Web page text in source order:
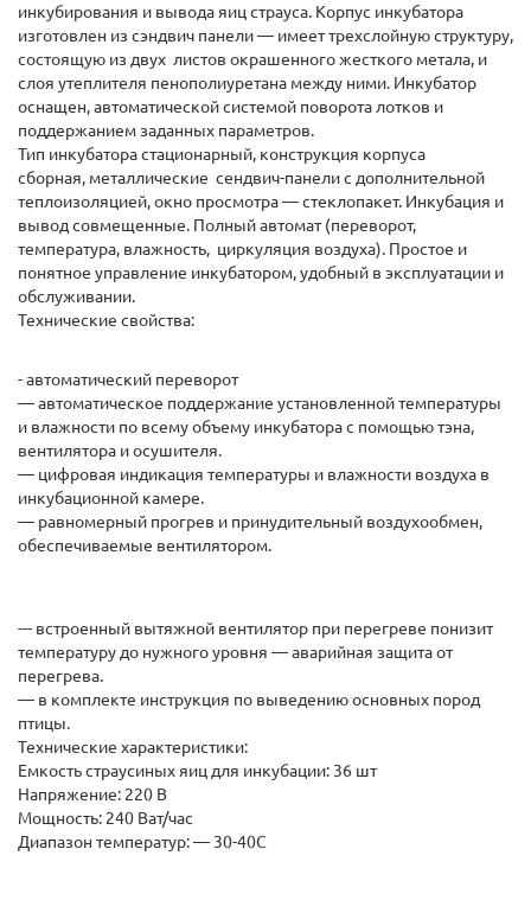
инкубирования и вывода яиц страуса. Корпус инкубатора
изготовлен из сэндвич панели ― имеет трехслойную структуру,
состоящую из двух листов окрашенного жесткого метала, и
слоя утеплителя пенополиуретана между ними. Инкубатор
оснащен, автоматической системой поворота лотков и
поддержанием заданных параметров.
Тип инкубатора стационарный, конструкция корпуса
сборная, металлические сендвич-панели с дополнительной
теплоизоляцией, окно просмотра — стеклопакет. Инкубация и
вывод совмещенные. Полный автомат (переворот,
температура, влажность, циркуляция воздуха). Простое и
понятное управление инкубатором, удобный в эксплуатации и
обслуживании.
Технические свойства:
- автоматический переворот
— автоматическое поддержание установленной температуры
и влажности по всему объему инкубатора с помощью тэна,
вентилятора и осушителя.
— цифровая индикация температуры и влажности воздуха в
инкубационной камере.
— равномерный прогрев и принудительный воздухообмен,
обеспечиваемые вентилятором.
--- встроенный вытяжной вентилятор при перегреве понизит
температуру до нужного уровня ― аварийная защита от
перегрева.
— в комплекте инструкция по выведению основных пород
птицы.
Технические характеристики:
Емкость страусиных яиц для инкубации: 36 шт
Напряжение: 220 В
Мощность: 240 Ват/час
Диапазон температур: — 30-40С